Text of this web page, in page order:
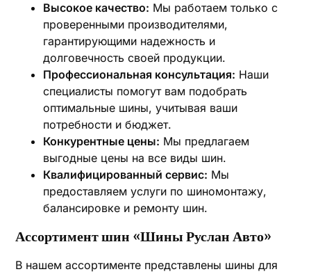
Высокое качество: Мы работаем только с
проверенными производителями,
гарантирующими надежность и
долговечность своей продукции.
Профессиональная консультация: Наши
специалисты помогут вам подобрать
оптимальные шины, учитывая ваши
потребности и бюджет.
Конкурентные цены: Мы предлагаем
выгодные цены на все виды шин.
Квалифицированный сервис: Мы
предоставляем услуги по шиномонтажу,
балансировке и ремонту шин.
Ассортимент шин «Шины Руслан Авто»
В нашем ассортименте представлены шины для